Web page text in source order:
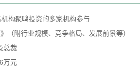
构聚鸣投资的多家机构参与
（附行业规模、竞争格局、发展前景等）
总裁
万元